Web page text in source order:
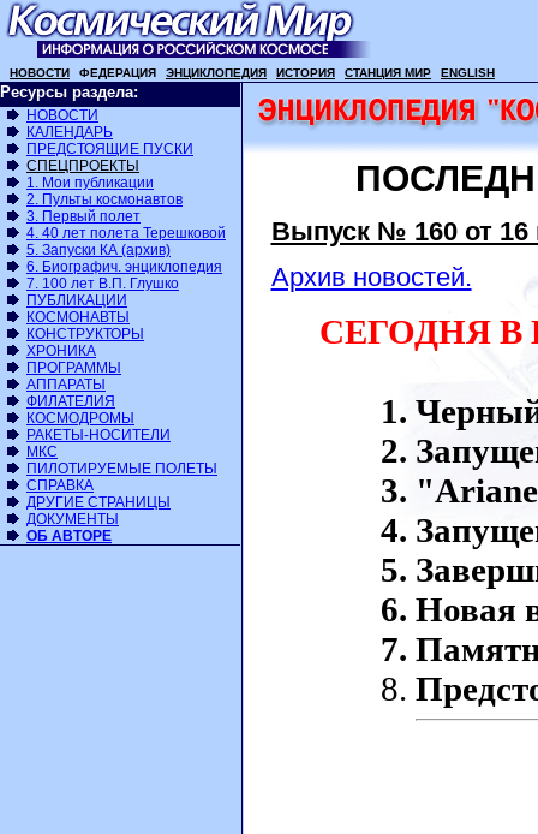
НОВОСТИ ФЕДЕРАЦИЯ ЭНЦИКЛОПЕДИЯ ИСТОРИЯ СТАНЦИЯ МИР ENGLISH
Ресурсы раздела:
НОВОСТИ
КАЛЕНДАРЬ
ПРЕДСТОЯЩИЕ ПУСКИ
СПЕЦПРОЕКТЫ
1. Мои публикации
2. Пульты космонавтов
3. Первый полет
4. 40 лет полета Терешковой
5. Запуски КА (архив)
6. Биографич. энциклопедия
7. 100 лет В.П. Глушко
ПУБЛИКАЦИИ
КОСМОНАВТЫ
КОНСТРУКТОРЫ
ХРОНИКА
ПРОГРАММЫ
АППАРАТЫ
ФИЛАТЕЛИЯ
КОСМОДРОМЫ
РАКЕТЫ-НОСИТЕЛИ
МКС
ПИЛОТИРУЕМЫЕ ПОЛЕТЫ
СПРАВКА
ДРУГИЕ СТРАНИЦЫ
ДОКУМЕНТЫ
ОБ АВТОРЕ
Выпуск № 160 от 16
Архив новостей.
СЕГОДНЯ
Черный
Новая